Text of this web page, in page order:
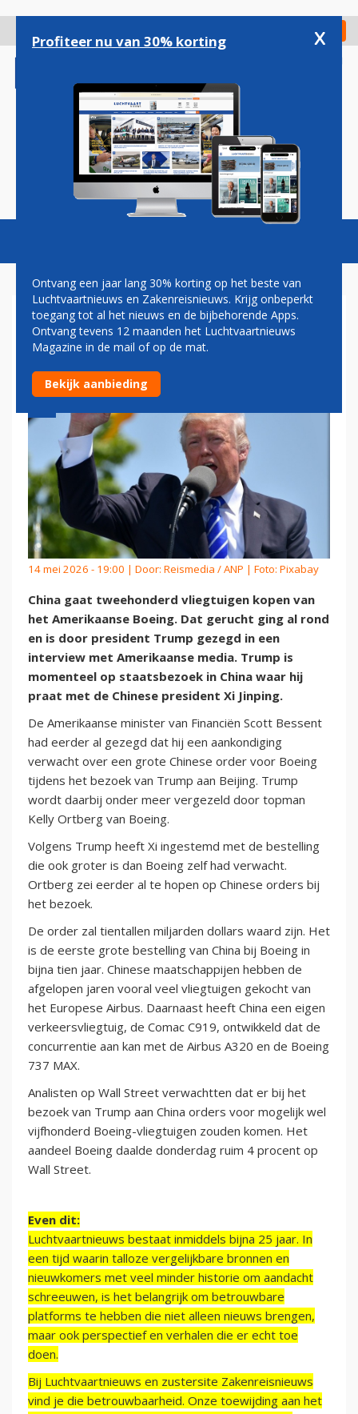
gaan
Check in
Magazine Podcasts Vacatures
TRUMP: CHINA KOOPT 200
VLIEGTUIGEN VAN BOEING
14 mei 2026 - 19:00 | Door: Reismedia / ANP | Foto: Pixabay
China gaat tweehonderd vliegtuigen kopen van
het Amerikaanse Boeing. Dat gerucht ging al rond
en is door president Trump gezegd in een
interview met Amerikaanse media. Trump is
momenteel op staatsbezoek in China waar hij
praat met de Chinese president Xi Jinping.
De Amerikaanse minister van Financiën Scott Bessent
had eerder al gezegd dat hij een aankondiging
verwacht over een grote Chinese order voor Boeing
tijdens het bezoek van Trump aan Beijing. Trump
wordt daarbij onder meer vergezeld door topman
Kelly Ortberg van Boeing.
Volgens Trump heeft Xi ingestemd met de bestelling
die ook groter is dan Boeing zelf had verwacht.
Ortberg zei eerder al te hopen op Chinese orders bij
het bezoek.
De order zal tientallen miljarden dollars waard zijn. Het
is de eerste grote bestelling van China bij Boeing in
bijna tien jaar. Chinese maatschappijen hebben de
afgelopen jaren vooral veel vliegtuigen gekocht van
het Europese Airbus. Daarnaast heeft China een eigen
verkeersvliegtuig, de Comac C919, ontwikkeld dat de
concurrentie aan kan met de Airbus A320 en de Boeing
737 MAX.
Analisten op Wall Street verwachtten dat er bij het
bezoek van Trump aan China orders voor mogelijk wel
vijfhonderd Boeing-vliegtuigen zouden komen. Het
aandeel Boeing daalde donderdag ruim 4 procent op
Wall Street.
Even dit:
Luchtvaartnieuws bestaat inmiddels bijna 25 jaar. In
een tijd waarin talloze vergelijkbare bronnen en
nieuwkomers met veel minder historie om aandacht
schreeuwen, is het belangrijk om betrouwbare
platforms te hebben die niet alleen nieuws brengen,
maar ook perspectief en verhalen die er echt toe
doen.
Bij Luchtvaartnieuws en zustersite Zakenreisnieuws
vind je die betrouwbaarheid. Onze toewijding aan het
Profiteer nu van 30% korting x
Ontvang een jaar lang 30% korting op het beste van
Luchtvaartnieuws en Zakenreisnieuws. Krijg onbeperkt
toegang tot al het nieuws en de bijbehorende Apps.
Ontvang tevens 12 maanden het Luchtvaartnieuws
Magazine in de mail of op de mat.
Bekijk aanbieding